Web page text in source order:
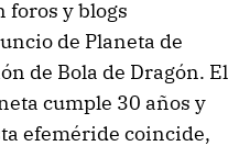
foros y blogs
de Planeta de
de Bola de Dragón. El
cumple 30 años y
efeméride coincide,